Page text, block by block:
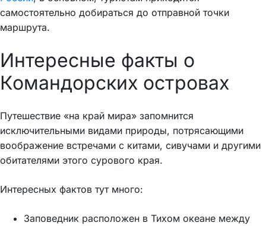
самостоятельно добираться до отправной точки
маршрута.
Интересные факты о
Командорских островах
Путешествие «на край мира» запомнится
исключительными видами природы, потрясающими
воображение встречами с китами, сивучами и другими
обитателями этого сурового края.
Интересных фактов тут много:
Заповедник расположен в Тихом океане между